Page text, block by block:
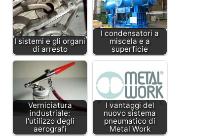
I sistemi e gli organi
di arresto
I condensatori a
miscela e a
superficie
Verniciatura
industriale:
l'utilizzo degli
aerografi
I vantaggi del
nuovo sistema
pneumatico di
Metal Work